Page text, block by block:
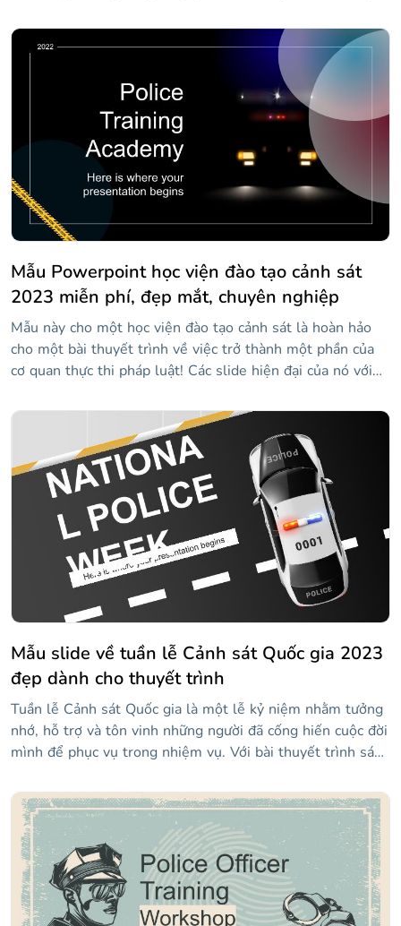
nhiên! Bạn có thể sử dụng mẫu này để nói về các trung
tâm đào tạo cho các nhân viên cảnh sát nói chung hoặc
cho các cơ quan thực thi pháp luật cụ thể. Đừng lo lắng,
thiết kế của nó khá đơn giản và đi kèm với các tài nguyên
có thể chỉnh sửa được pháp luật phê duyệt.
Mẫu Powerpoint học viện đào tạo cảnh sát
2023 miễn phí, đẹp mắt, chuyên nghiệp
Mẫu này cho một học viện đào tạo cảnh sát là hoàn hảo
cho một bài thuyết trình về việc trở thành một phần của
cơ quan thực thi pháp luật! Các slide hiện đại của nó với
của các học viên đang làm việc chăm chỉ để trở thành một
phần của đường màu xanh lam mỏng manh đang truyền
cảm hứng ngay cả trước khi bạn lấp đầy chúng bằng nội
dung của riêng mình. Vì vậy, hãy tùy chỉnh nó theo sở
thích của bạn và sẵn sàng thúc đẩy thế hệ sĩ quan tiếp
Mẫu slide về tuần lễ Cảnh sát Quốc gia 2023
đẹp dành cho thuyết trình
Tuần lễ Cảnh sát Quốc gia là một lễ kỷ niệm nhằm tưởng
nhớ, hỗ trợ và tôn vinh những người đã cống hiến cuộc đời
mình để phục vụ trong nhiệm vụ. Với bài thuyết trình sáng
các sự kiện được tổ chức trong tuần này, những nhân vật
quan trọng nhất và cách ăn mừng nó đúng cách. Các slide
hoàn toàn có thể chỉnh sửa và sẽ mang lại cho bạn sự tự
do sáng tạo mà bạn cần để nói về một chủ đề quan trọng
như vậy!